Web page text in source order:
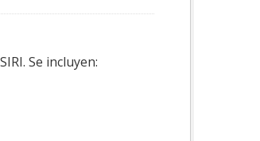
Se incluyen: